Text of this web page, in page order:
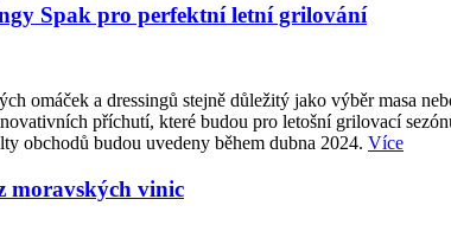
Spak pro perfektní letní grilování
omáček a dressingů stejně důležitý jako výběr masa
příchutí, které budou pro letošní grilovací
obchodů budou uvedeny během dubna 2024. Více
moravských vinic